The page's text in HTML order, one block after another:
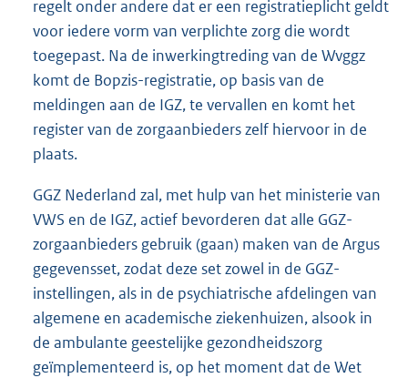
regelt onder andere dat er een registratieplicht geldt
voor iedere vorm van verplichte zorg die wordt
toegepast. Na de inwerkingtreding van de Wvggz
komt de Bopzis-registratie, op basis van de
meldingen aan de IGZ, te vervallen en komt het
register van de zorgaanbieders zelf hiervoor in de
plaats.
GGZ Nederland zal, met hulp van het ministerie van
VWS en de IGZ, actief bevorderen dat alle GGZ-
zorgaanbieders gebruik (gaan) maken van de Argus
gegevensset, zodat deze set zowel in de GGZ-
instellingen, als in de psychiatrische afdelingen van
algemene en academische ziekenhuizen, alsook in
de ambulante geestelijke gezondheidszorg
geïmplementeerd is, op het moment dat de Wet